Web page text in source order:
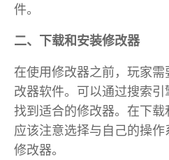
件。
二、下载和安装修改器
在使用修改器之前，玩家
改器软件。可以通过搜索
找到适合的修改器。在下
应该注意选择与自己的操
修改器。